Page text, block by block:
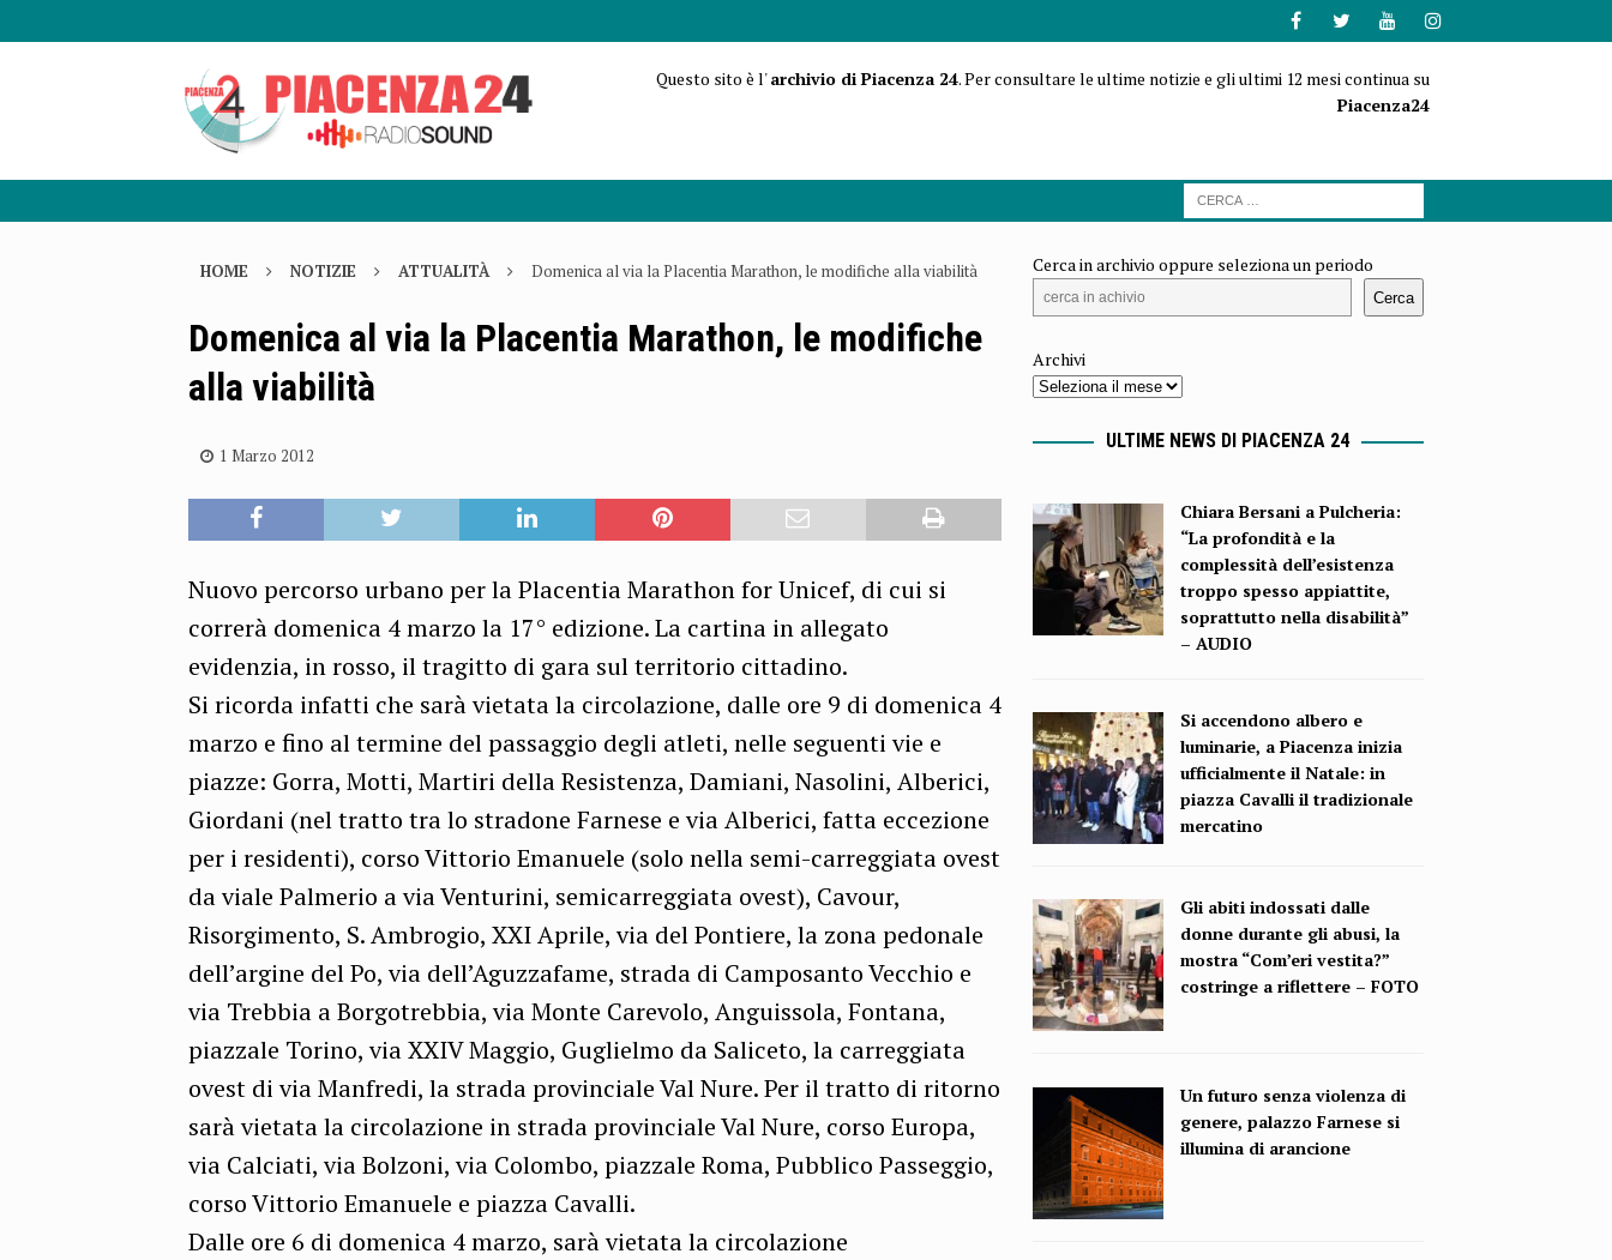
Questo sito è l'archivio di Piacenza 24. Per consultare le ultime notizie e gli ultimi 12 mesi continua su
Piacenza24
HOME NOTIZIE ATTUALITÀ Domenica al via la Placentia Marathon, le modifiche alla viabilità
Domenica al via la Placentia Marathon, le modifiche
alla viabilità
1 Marzo 2012
Nuovo percorso urbano per la Placentia Marathon for Unicef, di cui si
correrà domenica 4 marzo la 17° edizione. La cartina in allegato
evidenzia, in rosso, il tragitto di gara sul territorio cittadino.
Si ricorda infatti che sarà vietata la circolazione, dalle ore 9 di domenica 4
marzo e fino al termine del passaggio degli atleti, nelle seguenti vie e
piazze: Gorra, Motti, Martiri della Resistenza, Damiani, Nasolini, Alberici,
Giordani (nel tratto tra lo stradone Farnese e via Alberici, fatta eccezione
per i residenti), corso Vittorio Emanuele (solo nella semi-carreggiata ovest
da viale Palmerio a via Venturini, semicarreggiata ovest), Cavour,
Risorgimento, S. Ambrogio, XXI Aprile, via del Pontiere, la zona pedonale
dell’argine del Po, via dell’Aguzzafame, strada di Camposanto Vecchio e
via Trebbia a Borgotrebbia, via Monte Carevolo, Anguissola, Fontana,
piazzale Torino, via XXIV Maggio, Guglielmo da Saliceto, la carreggiata
ovest di via Manfredi, la strada provinciale Val Nure. Per il tratto di ritorno
sarà vietata la circolazione in strada provinciale Val Nure, corso Europa,
via Calciati, via Bolzoni, via Colombo, piazzale Roma, Pubblico Passeggio,
corso Vittorio Emanuele e piazza Cavalli.
Dalle ore 6 di domenica 4 marzo, sarà vietata la circolazione
Cerca in archivio oppure seleziona un periodo
Cerca
Archivi
ULTIME NEWS DI PIACENZA 24
Chiara Bersani a Pulcheria:
“La profondità e la
complessità dell’esistenza
troppo spesso appiattite,
soprattutto nella disabilità”
– AUDIO
Si accendono albero e
luminarie, a Piacenza inizia
ufficialmente il Natale: in
piazza Cavalli il tradizionale
mercatino
Gli abiti indossati dalle
donne durante gli abusi, la
mostra “Com’eri vestita?”
costringe a riflettere – FOTO
Un futuro senza violenza di
genere, palazzo Farnese si
illumina di arancione